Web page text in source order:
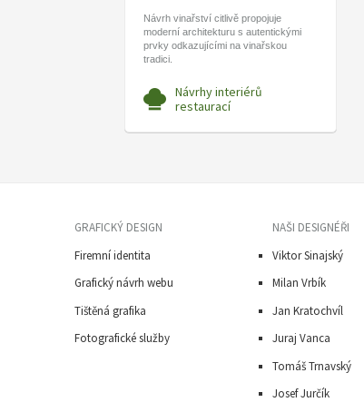
Návrh vinařství citlivě propojuje
moderní architekturu s autentickými
prvky odkazujícími na vinařskou
tradici.
Návrhy interiérů
restaurací
GRAFICKÝ DESIGN
Firemní identita
Grafický návrh webu
Tištěná grafika
Fotografické služby
NAŠI DESIGNÉŘI
Viktor Sinajský
Milan Vrbík
Jan Kratochvíl
Juraj Vanca
Tomáš Trnavský
Josef Jurčík